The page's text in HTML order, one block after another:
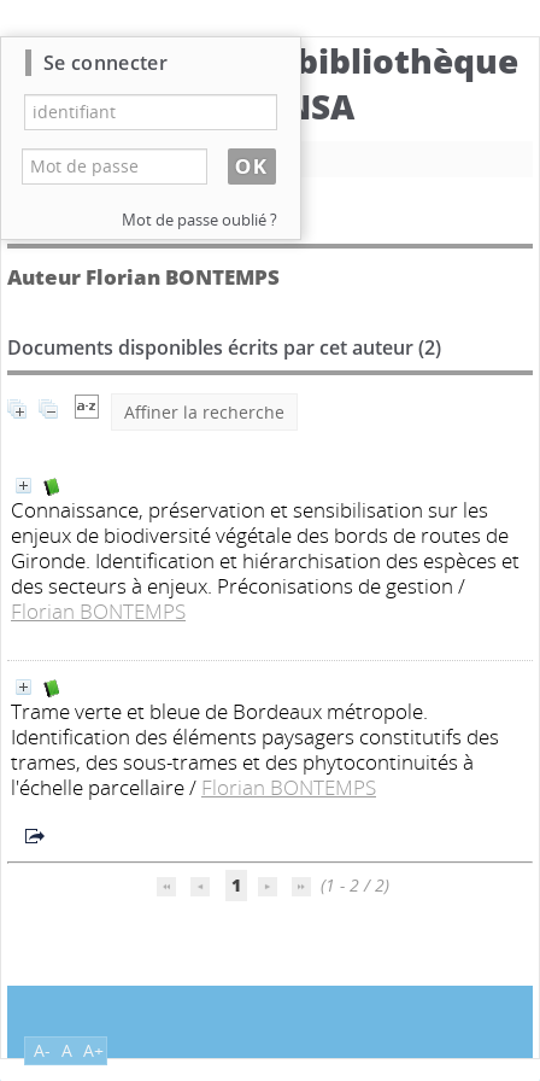
Catalogue de la bibliothèque
du CBNSA
Nouvelle recherche
Détail de l'auteur
Auteur Florian BONTEMPS
Documents disponibles écrits par cet auteur (2)
Affiner la recherche
Connaissance, préservation et sensibilisation sur les
enjeux de biodiversité végétale des bords de routes de
Gironde. Identification et hiérarchisation des espèces et
des secteurs à enjeux. Préconisations de gestion /
Florian BONTEMPS
Trame verte et bleue de Bordeaux métropole.
Identification des éléments paysagers constitutifs des
trames, des sous-trames et des phytocontinuités à
l'échelle parcellaire/ Florian BONTEMPS
1 (1 - 2 / 2)
A- A A+
Se connecter
Mot de passe oublié ?